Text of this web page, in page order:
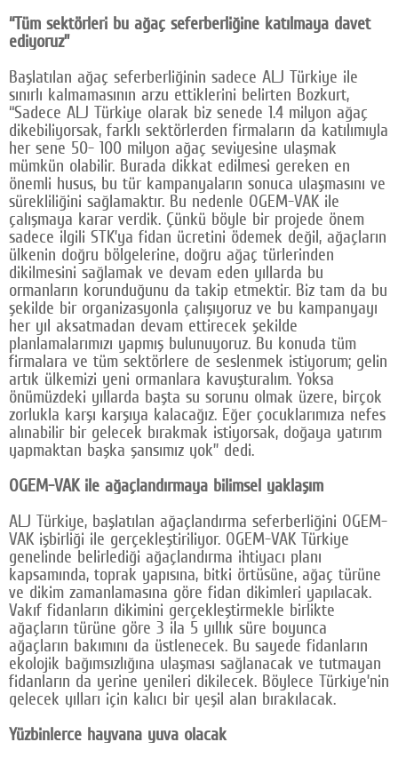
“Tüm sektörleri bu ağaç seferberliğine katılmaya davet
ediyoruz”
Başlatılan ağaç seferberliğinin sadece ALJ Türkiye ile
sınırlı kalmamasının arzu ettiklerini belirten Bozkurt,
“Sadece ALJ Türkiye olarak biz senede 1.4 milyon ağaç
dikebiliyorsak, farklı sektörlerden firmaların da katılımıyla
her sene 50- 100 milyon ağaç seviyesine ulaşmak
mümkün olabilir. Burada dikkat edilmesi gereken en
önemli husus, bu tür kampanyaların sonuca ulaşmasını ve
sürekliliğini sağlamaktır. Bu nedenle OGEM-VAK ile
çalışmaya karar verdik. Çünkü böyle bir projede önem
sadece ilgili STK’ya fidan ücretini ödemek değil, ağaçların
ülkenin doğru bölgelerine, doğru ağaç türlerinden
dikilmesini sağlamak ve devam eden yıllarda bu
ormanların korunduğunu da takip etmektir. Biz tam da bu
şekilde bir organizasyonla çalışıyoruz ve bu kampanyayı
her yıl aksatmadan devam ettirecek şekilde
planlamalarımızı yapmış bulunuyoruz. Bu konuda tüm
firmalara ve tüm sektörlere de seslenmek istiyorum; gelin
artık ülkemizi yeni ormanlara kavuşturalım. Yoksa
önümüzdeki yıllarda başta su sorunu olmak üzere, birçok
zorlukla karşı karşıya kalacağız. Eğer çocuklarımıza nefes
alınabilir bir gelecek bırakmak istiyorsak, doğaya yatırım
yapmaktan başka şansımız yok” dedi.
OGEM-VAK ile ağaçlandırmaya bilimsel yaklaşım
ALJ Türkiye, başlatılan ağaçlandırma seferberliğini OGEM-
VAK işbirliği ile gerçekleştiriliyor. OGEM-VAK Türkiye
genelinde belirlediği ağaçlandırma ihtiyacı planı
kapsamında, toprak yapısına, bitki örtüsüne, ağaç türüne
ve dikim zamanlamasına göre fidan dikimleri yapılacak.
Vakıf fidanların dikimini gerçekleştirmekle birlikte
ağaçların türüne göre 3 ila 5 yıllık süre boyunca
ağaçların bakımını da üstlenecek. Bu sayede fidanların
ekolojik bağımsızlığına ulaşması sağlanacak ve tutmayan
fidanların da yerine yenileri dikilecek. Böylece Türkiye’nin
gelecek yılları için kalıcı bir yeşil alan bırakılacak.
Yüzbinlerce hayvana yuva olacak